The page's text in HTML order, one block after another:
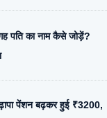
पति का नाम कैसे जोड़ें?
पेंशन बढ़कर हुई ₹3200,